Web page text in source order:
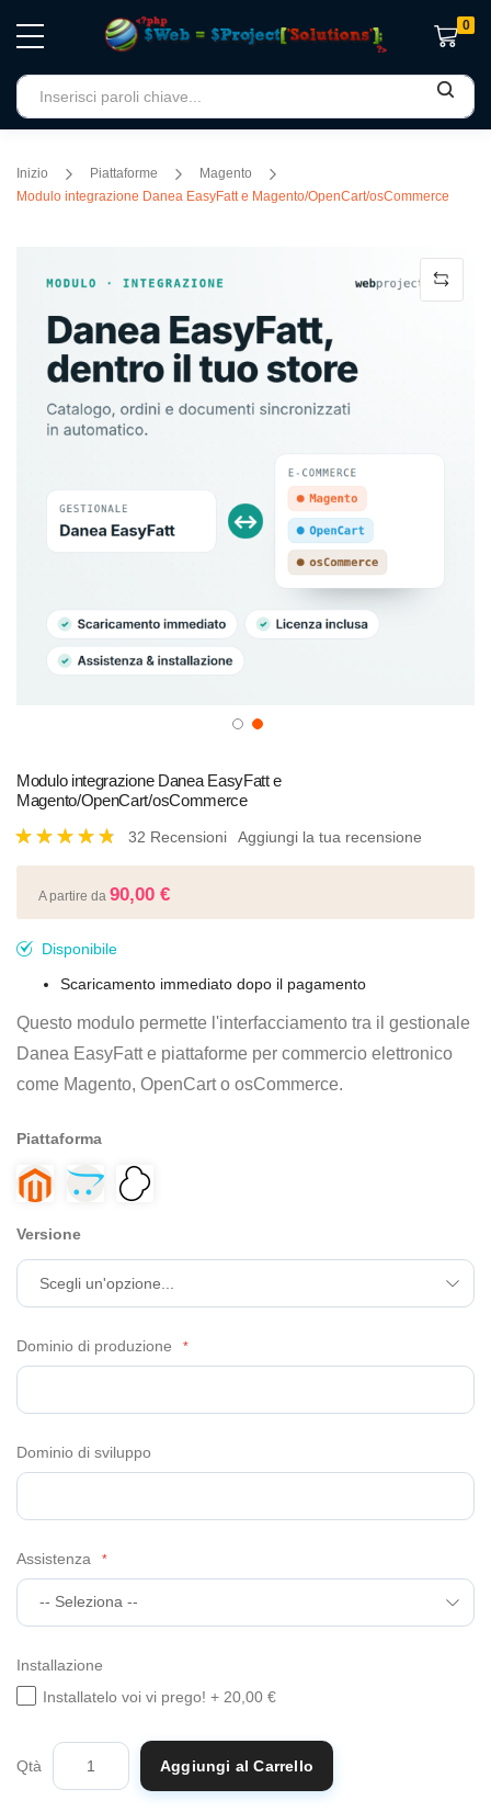
Carrello
0
Inizio Piattaforme
Magento
Modulo integrazione Danea EasyFatt e Magento/OpenCart/osCommerce
galleria
immagini
all'inizio
della
galleria
Modulo integrazione Danea EasyFatt e
Magento/OpenCart/osCommerce
Valutazione:
98
% of100
32 Recensioni Aggiungi la tua recensione
A partire da 90,00 €
Disponibile
Scaricamento immediato dopo il pagamento
Questo modulo permette l'interfacciamento tra il gestionale
Danea EasyFatt e piattaforme per commercio elettronico
come Magento, OpenCart o osCommerce.
Piattaforma
Versione
Dominio di produzione
Dominio di sviluppo
Assistenza
Installazione
Installatelo voi vi prego! + 20,00 €
Qtà Aggiungi al Carrello